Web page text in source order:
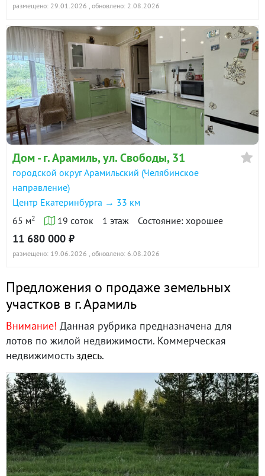
размещено: 29.01.2026 , обновлено: 2.08.2026
Дом - г. Арамиль, ул. Свободы, 31
городской округ Арамильский (Челябинское
направление)
Центр Екатеринбурга → 33 км
65 м2 19 соток 1 этаж Состояние: хорошее
11 680 000 ₽
размещено: 19.06.2026 , обновлено: 6.08.2026
Предложения о продаже земельных
участков в г. Арамиль
Внимание! Данная рубрика предназначена для
лотов по жилой недвижимости. Коммерческая
недвижимостьздесь.